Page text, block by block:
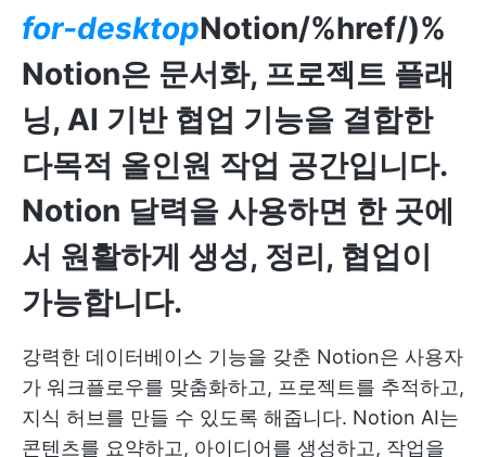
for-desktopNotion/%href/)%
Notion은 문서화, 프로젝트 플래
닝, AI 기반 협업 기능을 결합한
다목적 올인원 작업 공간입니다.
Notion 달력을 사용하면 한 곳에
서 원활하게 생성, 정리, 협업이
가능합니다.
강력한 데이터베이스 기능을 갖춘 Notion은 사용자
가 워크플로우를 맞춤화하고, 프로젝트를 추적하고,
지식 허브를 만들 수 있도록 해줍니다. Notion AI는
콘텐츠를 요약하고, 아이디어를 생성하고, 작업을